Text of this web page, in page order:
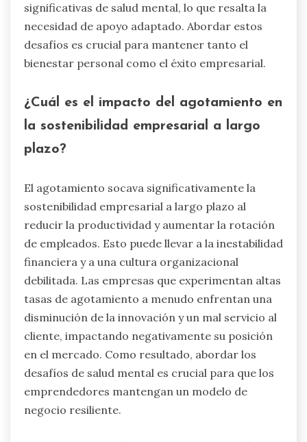
significativas de salud mental, lo que resalta la
necesidad de apoyo adaptado. Abordar estos
desafíos es crucial para mantener tanto el
bienestar personal como el éxito empresarial.
¿Cuál es el impacto del agotamiento en
la sostenibilidad empresarial a largo
plazo?
El agotamiento socava significativamente la
sostenibilidad empresarial a largo plazo al
reducir la productividad y aumentar la rotación
de empleados. Esto puede llevar a la inestabilidad
financiera y a una cultura organizacional
debilitada. Las empresas que experimentan altas
tasas de agotamiento a menudo enfrentan una
disminución de la innovación y un mal servicio al
cliente, impactando negativamente su posición
en el mercado. Como resultado, abordar los
desafíos de salud mental es crucial para que los
emprendedores mantengan un modelo de
negocio resiliente.